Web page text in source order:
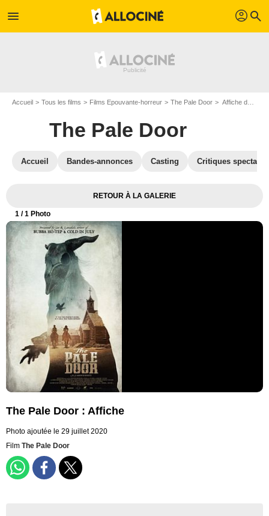
menu profil search
Accueil Tous les films Films Epouvante-horreur The Pale Door Affiche du film The Pale Door - Photo 1
The Pale Door
Accueil Bandes-annonces Casting Critiques
RETOUR À LA GALERIE
1 / 1 Photo
The Pale Door : Affiche
Photo ajoutée le 29 juillet 2020
Film The Pale Door